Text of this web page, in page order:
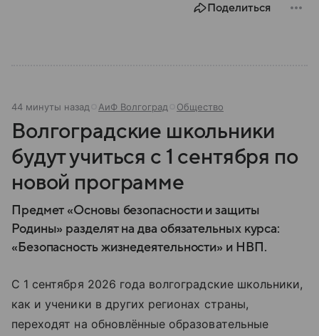
Поделиться
44 минуты назад АиФ Волгоград Общество
Волгоградские школьники
будут учиться с 1 сентября по
новой программе
Предмет «Основы безопасности и защиты
Родины» разделят на два обязательных курса:
«Безопасность жизнедеятельности» и НВП.
С 1 сентября 2026 года волгоградские школьники,
как и ученики в других регионах страны,
переходят на обновлённые образовательные